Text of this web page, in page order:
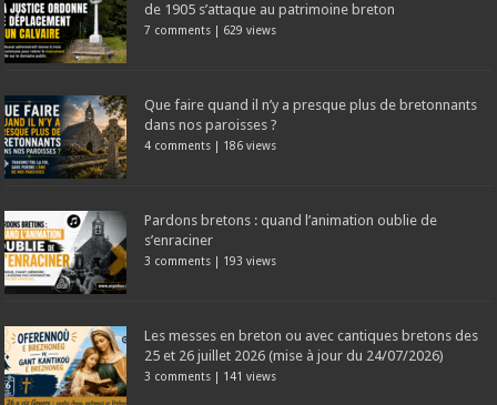
de 1905 s’attaque au patrimoine breton
7 comments | 629 views
Que faire quand il n’y a presque plus de bretonnants
dans nos paroisses ?
4 comments | 186 views
Pardons bretons : quand l’animation oublie de
s’enraciner
3 comments | 193 views
Les messes en breton ou avec cantiques bretons des
25 et 26 juillet 2026 (mise à jour du 24/07/2026)
3 comments | 141 views